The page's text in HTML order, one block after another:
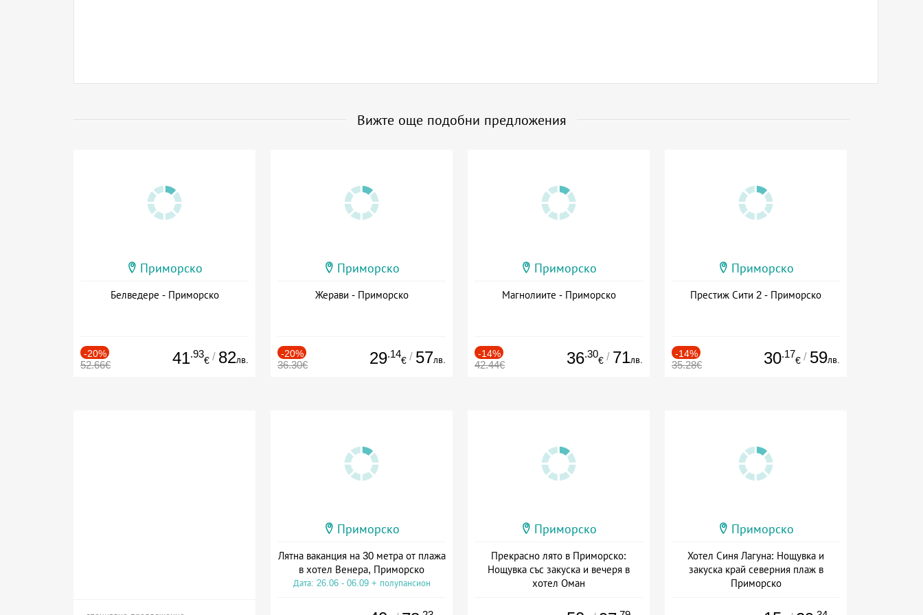
Вижте още подобни предложения
Приморско
Белведере - Приморско
-20%
52.66€ 41.93
€ / 82лв.
Приморско
Жерави - Приморско
-20%
36.30€ 29.14
€ / 57лв.
Приморско
Магнолиите - Приморско
-14%
42.44€ 36.30
€ / 71лв.
Приморско
Престиж Сити 2 - Приморско
-14%
35.28€ 30.17
€ / 59лв.
Приморско
Лятна ваканция на 30 метра от плажа
в хотел Венера, Приморско
Дата: 26.06 - 06.09 + полупансион
Приморско
Прекрасно лято в Приморско:
Нощувка със закуска и вечеря в
хотел Оман
Приморско
Хотел Синя Лагуна: Нощувка и
закуска край северния плаж в
Приморско